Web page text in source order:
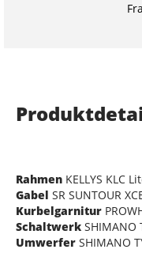
Rahmen KELLYS KLC
Gabel SR SUNTOUR
Kurbelgarnitur
Schaltwerk SHIMANO
Umwerfer SHIMANO